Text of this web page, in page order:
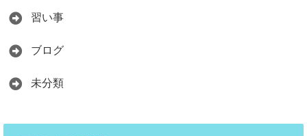
習い事
ブログ
未分類